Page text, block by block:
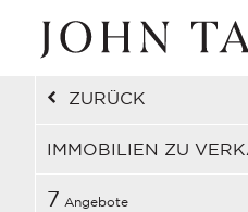
ZURÜCK
IMMOBILIEN ZU
7 Angebote